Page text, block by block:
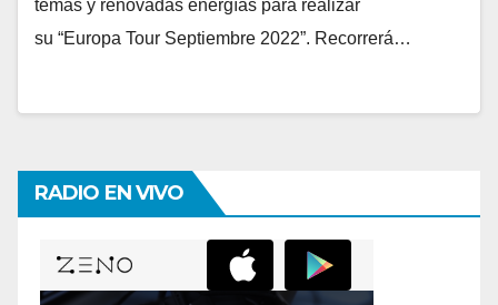
temas y renovadas energías para realizar
su “Europa Tour Septiembre 2022”. Recorrerá…
RADIO EN VIVO